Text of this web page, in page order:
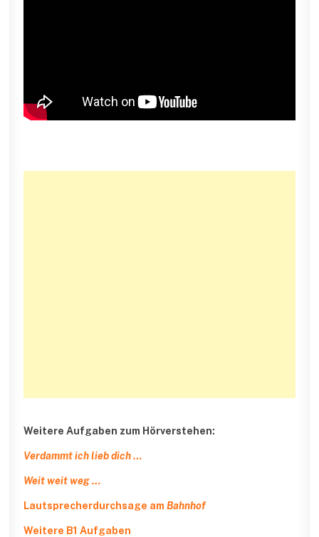
Weitere Aufgaben zum Hörverstehen:
Verdammt ich lieb dich …
Weit weit weg …
Lautsprecherdurchsage amBahnhof
Weitere B1 Aufgaben